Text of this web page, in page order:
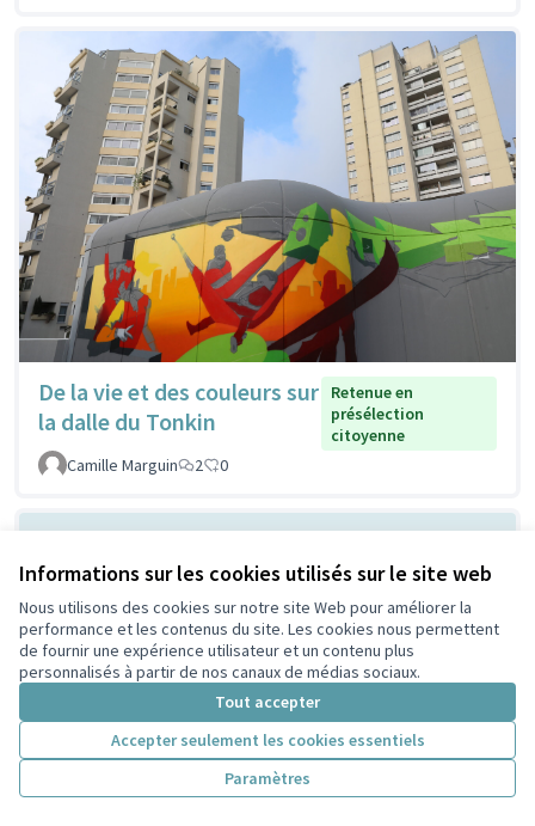
Informations sur les cookies utilisés sur le site web
Nous utilisons des cookies sur notre site Web pour améliorer la
performance et les contenus du site. Les cookies nous permettent
de fournir une expérience utilisateur et un contenu plus
personnalisés à partir de nos canaux de médias sociaux.
Tout accepter
Accepter seulement les cookies essentiels
Paramètres
De la vie et des couleurs sur
la dalle du Tonkin
Retenue en
présélection
citoyenne
Camille Marguin
2 0
Ombrager devant la MLIS
pour respirer mieux
Non retenue en
présélection
Lescuyer
2 0